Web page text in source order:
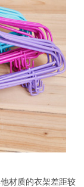
材质的衣架差距较